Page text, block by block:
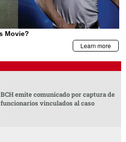
BCH emite comunicado por captura de
funcionarios vinculados al caso